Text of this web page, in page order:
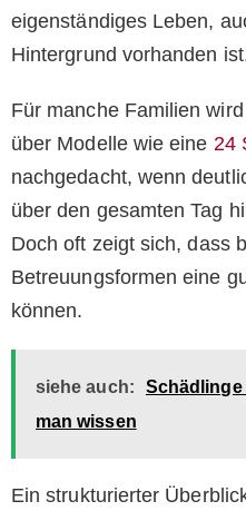
eigenständiges Leben,
Hintergrund vorhanden
Für manche Familien
über Modelle wie eine 24
nachgedacht, wenn
über den gesamten Tag
Doch oft zeigt sich, dass
Betreuungsformen eine
können.
siehe auch:
Schädlinge
man wissen
Ein strukturierter